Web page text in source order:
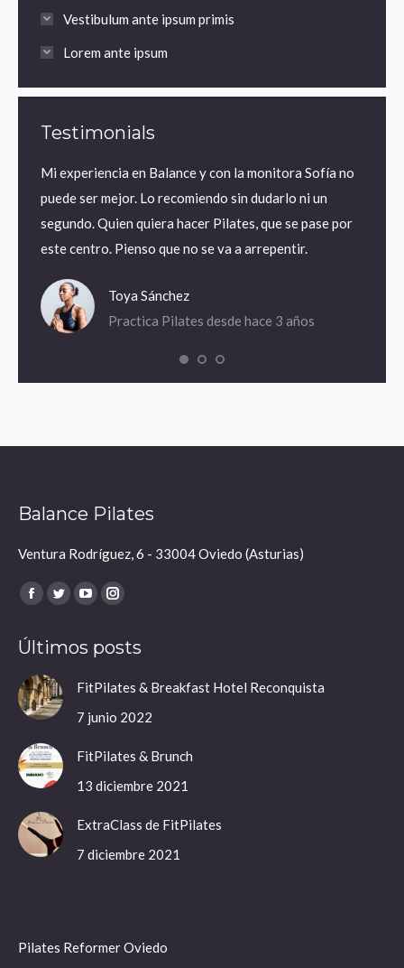
Vestibulum ante ipsum primis
Lorem ante ipsum
Testimonials
Mi experiencia en Balance y con la monitora Sofía no
puede ser mejor. Lo recomiendo sin dudarlo ni un
segundo. Quien quiera hacer Pilates, que se pase por
este centro. Pienso que no se va a arrepentir.
Toya Sánchez
Practica Pilates desde hace 3 años
Balance Pilates
Ventura Rodríguez, 6 - 33004 Oviedo (Asturias)
Encuéntranos en:
Facebook
opens
in
new
window
Twitter
opens
new
window
YouTube
opens
new
window
Instagram
opens
new
window
Últimos posts
FitPilates & Breakfast Hotel Reconquista
7 junio 2022
FitPilates & Brunch
13 diciembre 2021
ExtraClass de FitPilates
7 diciembre 2021
Pilates Reformer Oviedo